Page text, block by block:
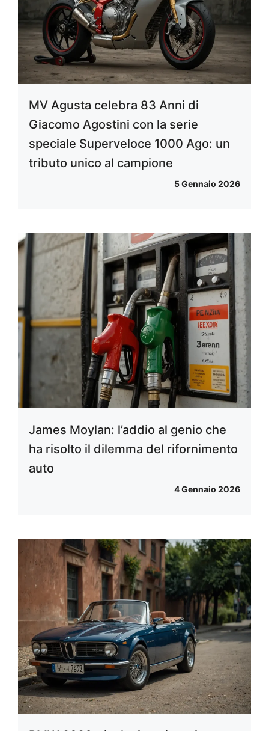
MV Agusta celebra 83 Anni di
Giacomo Agostini con la serie
speciale Superveloce 1000 Ago: un
tributo unico al campione
5 Gennaio 2026
James Moylan: l’addio al genio che
ha risolto il dilemma del rifornimento
auto
4 Gennaio 2026